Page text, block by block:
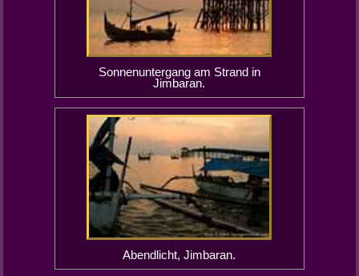
Sonnenuntergang am Strand in
Jimbaran.
Abendlicht, Jimbaran.